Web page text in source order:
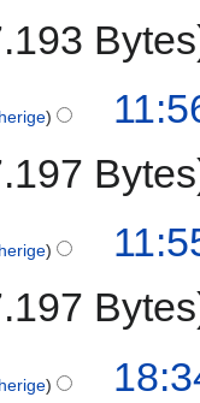
Bytes
Bytes
Bytes